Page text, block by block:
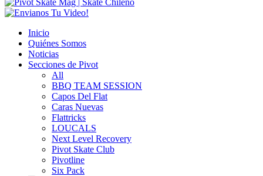
Inicio
Quiénes Somos
Noticias
Secciones de Pivot
All
BBQ TEAM SESSION
Capos Del Flat
Caras Nuevas
Flattricks
LOUCALS
Next Level Recovery
Pivot Skate Club
Pivotline
Six Pack